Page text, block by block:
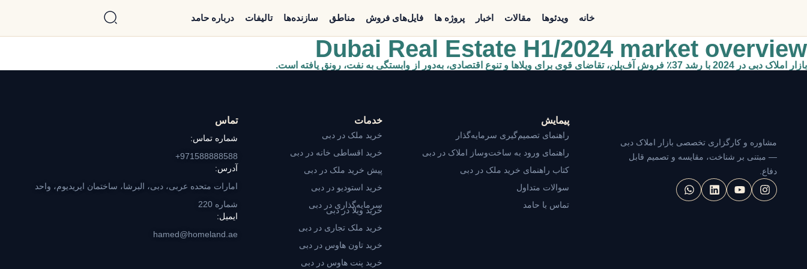
خانه ویدئوها مقالات اخبار پروژه ها فایل‌های فروش مناطق سازنده‌ها تالیفات درباره حامد
Dubai Real Estate H1/2024 market overview
بازار املاک دبی در 2024 با رشد 37٪ فروش آف‌پلن، تقاضای قوی برای ویلاها و تنوع اقتصادی، به‌دور از وابستگی به نفت، رونق یافته است.
مشاوره و کارگزاری تخصصی بازار املاک دبی
— مبتنی بر شناخت، مقایسه و تصمیم قابل
دفاع.
پیمایش
راهنمای تصمیم‌گیری سرمایه‌گذار
راهنمای ورود به ساخت‌وساز املاک در دبی
کتاب راهنمای خرید ملک در دبی
سوالات متداول
تماس با حامد
خدمات
خرید ملک در دبی
خرید اقساطی خانه در دبی
پیش خرید ملک در دبی
خرید استودیو در دبی
سرمایه‌گذاری در دبی
خرید ویلا در دبی
خرید ملک تجاری در دبی
خرید تاون هاوس در دبی
خرید پنت هاوس در دبی
تماس
شماره تماس:
971588888588+
آدرس:
امارات متحده عربی، دبی، البرشا، ساختمان ایریدیوم، واحد
شماره 220
ایمیل:
hamed@homeland.ae